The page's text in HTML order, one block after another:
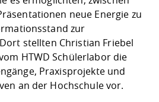
neue Energie zu
zur
stellten Christian Friebel
HTWD Schülerlabor die
Praxisprojekte und
an der Hochschule vor.